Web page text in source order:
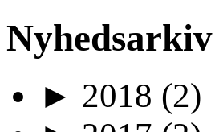
Nyhedsarkiv
► 2018 (2)